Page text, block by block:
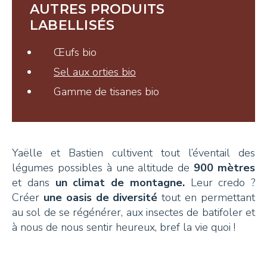
Hydrolats et Huiles
Miel et autres douceurs
Ambassadeurs
CONTACT
Pays-d’Enhaut Région,
Économie et Tourisme
AUTRES PRODUITS
LABELLISÉS
Œufs bio
Sel aux orties bio
Gamme de tisanes bio
Yaëlle et Bastien cultivent tout l’éventail des
légumes possibles à une altitude de 900 mètres
et dans un climat de montagne.Leur credo ?
Créer une oasis de diversité tout en permettant
au sol de se régénérer, aux insectes de batifoler et
à nous de nous sentir heureux, bref la vie quoi !